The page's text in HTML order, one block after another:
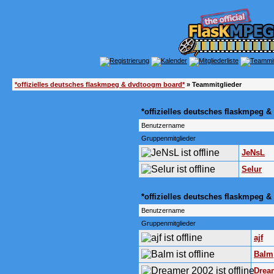
*offizielles deutsches flaskmpeg & dvdtoogm board*» Teammitglieder
*offizielles deutsches flaskmpeg
Benutzername
Gruppenmitglieder
JeNsL
Selur
*offizielles deutsches flaskmpeg
Benutzername
Gruppenmitglieder
ajf
Balm